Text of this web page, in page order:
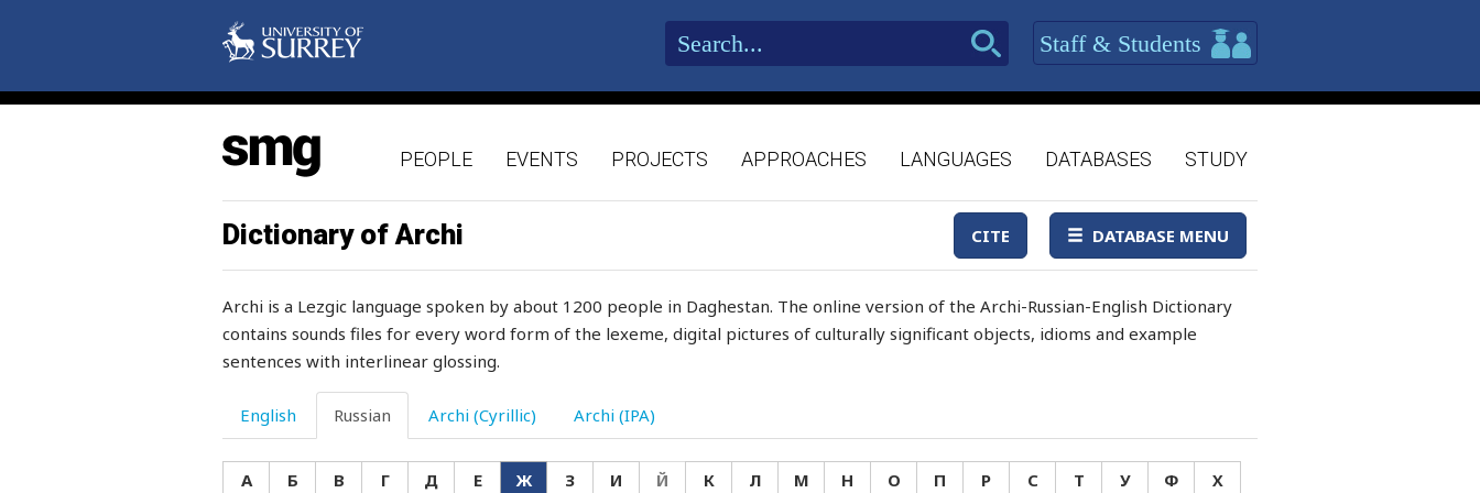
Staff & Students
PEOPLE EVENTS PROJECTS APPROACHES LANGUAGES DATABASES STUDY
Dictionary of Archi CITE DATABASE MENU
Archi is a Lezgic language spoken by about 1200 people in Daghestan. The online version of the Archi-Russian-English Dictionary
contains sounds files for every word form of the lexeme, digital pictures of culturally significant objects, idioms and example
sentences with interlinear glossing.
English Russian Archi (Cyrillic) Archi (IPA)
А Б В Г Д Е Ж З И Й К Л М Н О П Р С Т У Ф
Х